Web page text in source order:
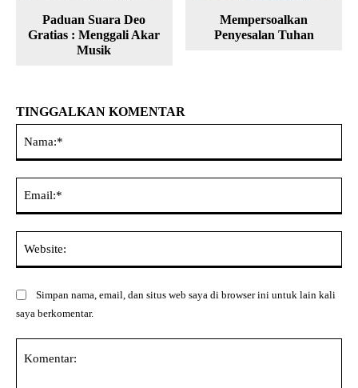
Paduan Suara Deo
Gratias : Menggali Akar
Musik
Mempersoalkan
Penyesalan Tuhan
TINGGALKAN KOMENTAR
Simpan nama, email, dan situs web saya di browser ini untuk lain kali
saya berkomentar.